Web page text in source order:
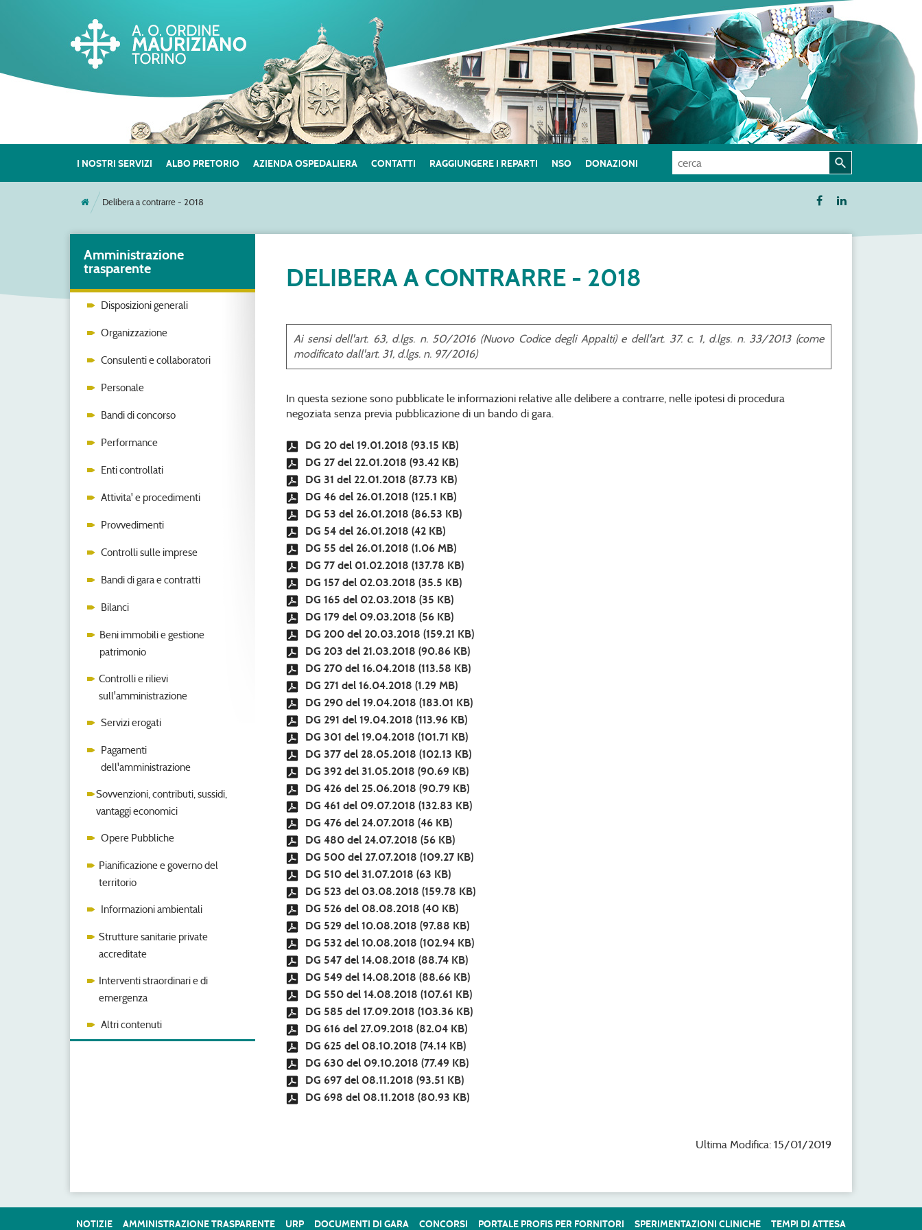
I NOSTRI SERVIZI ALBO PRETORIO AZIENDA OSPEDALIERA CONTATTI RAGGIUNGERE I REPARTI NSO DONAZIONI
Delibera a contrarre - 2018
Amministrazione
trasparente
Disposizioni generali
Organizzazione
Consulenti e collaboratori
Personale
Bandi di concorso
Performance
Enti controllati
Attivita' e procedimenti
Provvedimenti
Controlli sulle imprese
Bandi di gara e contratti
Bilanci
Beni immobili e gestione
patrimonio
Controlli e rilievi
sull'amministrazione
Servizi erogati
Pagamenti
dell'amministrazione
Sovvenzioni, contributi, sussidi,
vantaggi economici
Opere Pubbliche
Pianificazione e governo del
territorio
Informazioni ambientali
Strutture sanitarie private
accreditate
Interventi straordinari e di
emergenza
Altri contenuti
DELIBERA A CONTRARRE - 2018
Ai sensi dell'art. 63, d.lgs. n. 50/2016 (Nuovo Codice degli Appalti) e dell'art. 37. c. 1, d.lgs. n. 33/2013 (come
modificato dall'art. 31, d.lgs. n. 97/2016)
In questa sezione sono pubblicate le informazioni relative alle delibere a contrarre, nelle ipotesi di procedura
negoziata senza previa pubblicazione di un bando di gara.
DG 20 del 19.01.2018 (93.15 KB)
DG 27 del 22.01.2018 (93.42 KB)
DG 31 del 22.01.2018 (87.73 KB)
DG 46 del 26.01.2018 (125.1 KB)
DG 53 del 26.01.2018 (86.53 KB)
DG 54 del 26.01.2018 (42 KB)
DG 55 del 26.01.2018 (1.06 MB)
DG 77 del 01.02.2018 (137.78 KB)
DG 157 del 02.03.2018 (35.5 KB)
DG 165 del 02.03.2018 (35 KB)
DG 179 del 09.03.2018 (56 KB)
DG 200 del 20.03.2018 (159.21 KB)
DG 203 del 21.03.2018 (90.86 KB)
DG 270 del 16.04.2018 (113.58 KB)
DG 271 del 16.04.2018 (1.29 MB)
DG 290 del 19.04.2018 (183.01 KB)
DG 291 del 19.04.2018 (113.96 KB)
DG 301 del 19.04.2018 (101.71 KB)
DG 377 del 28.05.2018 (102.13 KB)
DG 392 del 31.05.2018 (90.69 KB)
DG 426 del 25.06.2018 (90.79 KB)
DG 461 del 09.07.2018 (132.83 KB)
DG 476 del 24.07.2018 (46 KB)
DG 480 del 24.07.2018 (56 KB)
DG 500 del 27.07.2018 (109.27 KB)
DG 510 del 31.07.2018 (63 KB)
DG 523 del 03.08.2018 (159.78 KB)
DG 526 del 08.08.2018 (40 KB)
DG 529 del 10.08.2018 (97.88 KB)
DG 532 del 10.08.2018 (102.94 KB)
DG 547 del 14.08.2018 (88.74 KB)
DG 549 del 14.08.2018 (88.66 KB)
DG 550 del 14.08.2018 (107.61 KB)
DG 585 del 17.09.2018 (103.36 KB)
DG 616 del 27.09.2018 (82.04 KB)
DG 625 del 08.10.2018 (74.14 KB)
DG 630 del 09.10.2018 (77.49 KB)
DG 697 del 08.11.2018 (93.51 KB)
DG 698 del 08.11.2018 (80.93 KB)
Ultima Modifica: 15/01/2019
NOTIZIE AMMINISTRAZIONE TRASPARENTE URP DOCUMENTI DI GARA CONCORSI PORTALE PROFIS PER FORNITORI SPERIMENTAZIONI CLINICHE TEMPI DI ATTESA